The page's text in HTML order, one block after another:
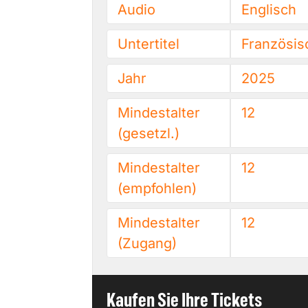
Audio Englisch
Untertitel
Jahr 2025
Mindestalter
(gesetzl.)
12
Mindestalter
(empfohlen)
12
Mindestalter
(Zugang)
12
Kaufen Sie Ihre Tickets